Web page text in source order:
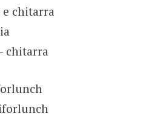
e chitarra
chitarra